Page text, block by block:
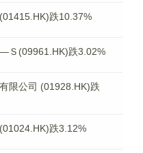
跌10.37%
—Ｓ(09961.HK)跌3.02%
限公司 (01928.HK)跌
跌3.12%